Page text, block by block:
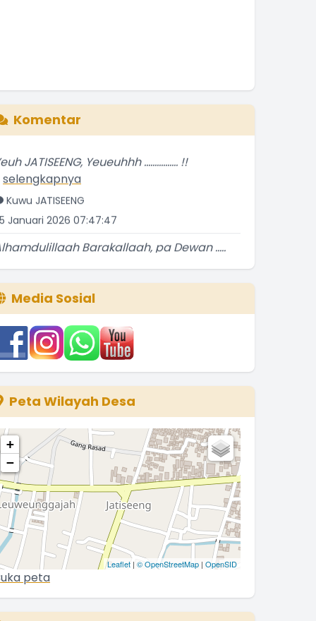
Komentar
selengkapnya
Kuwu JATISEENG
Januari 2026 07:47:47
selengkapnya
Januari 2026 09:32:14
Bravo Para Kader Sub PPKBD Desa
............ !!
selengkapnya
Kuwu JATISEENG
Desember 2025 06:34:56
Media Sosial
Peta Wilayah Desa
+
−
Leaflet | © OpenStreetMap | OpenSID
peta